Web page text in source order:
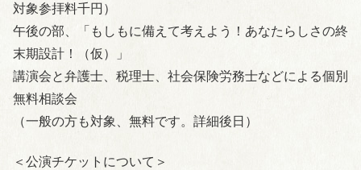
対象参拝料千円）
午後の部、「もしもに備えて考えよう！あなたらしさの終
末期設計！（仮）」
講演会と弁護士、税理士、社会保険労務士などによる個別
無料相談会
（一般の方も対象、無料です。詳細後日）
＜公演チケットについて＞